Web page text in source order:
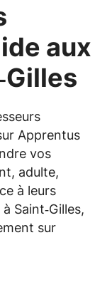
aux
Apprentus
vos
adulte,
à leurs
Saint‑Gilles,
sur